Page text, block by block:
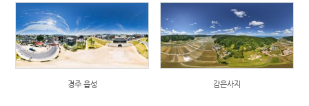
경주 읍성 감은사지